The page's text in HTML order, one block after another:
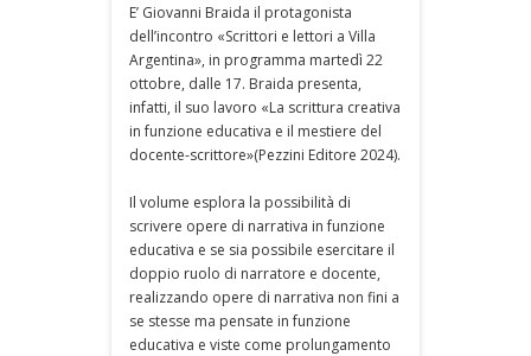
E’ Giovanni Braida il protagonista
dell’incontro «Scrittori e lettori a Villa
Argentina», in programma martedì 22
ottobre, dalle 17. Braida presenta,
infatti, il suo lavoro «La scrittura creativa
in funzione educativa e il mestiere del
docente-scrittore»(Pezzini Editore 2024).
Il volume esplora la possibilità di
scrivere opere di narrativa in funzione
educativa e se sia possibile esercitare il
doppio ruolo di narratore e docente,
realizzando opere di narrativa non fini a
se stesse ma pensate in funzione
educativa e viste come prolungamento